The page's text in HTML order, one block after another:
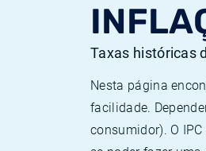
Taxas históricas
Nesta página
facilidade.
consumidor). O
Taxas de inflação históricas